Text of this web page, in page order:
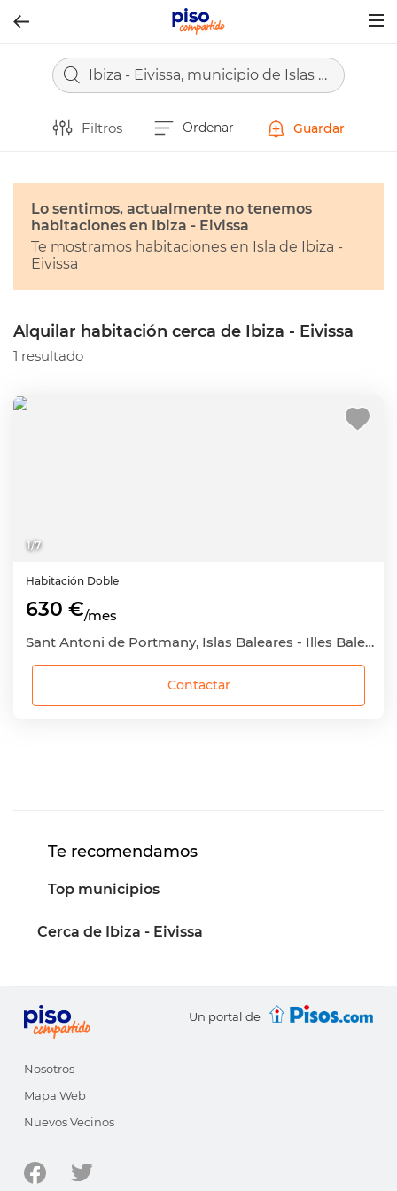
Ibiza - Eivissa, municipio de Islas Baleares - Illes Balears
Filtros Ordenar Guardar
Lo sentimos, actualmente no tenemos
habitaciones en Ibiza - Eivissa
Te mostramos habitaciones en Isla de Ibiza -
Eivissa
Alquilar habitación cerca de Ibiza - Eivissa
1 resultado
1/7
Habitación Doble
630 €/mes
Sant Antoni de Portmany, Islas Baleares - Illes Balears
Contactar
Te recomendamos
Top municipios
Cerca de Ibiza - Eivissa
Un portal de
Nosotros
Mapa Web
Nuevos Vecinos